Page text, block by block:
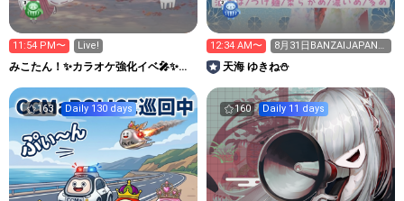
11:54 PM〜 Live!
みこたん！✨カラオケ強化イベ🎤✨
12:34 AM〜
8月31日BANZAIJAPANワ
ンマンライブ‼️
天海 ゆきね⛄️
163 Daily 130 days 160 Daily 11 days